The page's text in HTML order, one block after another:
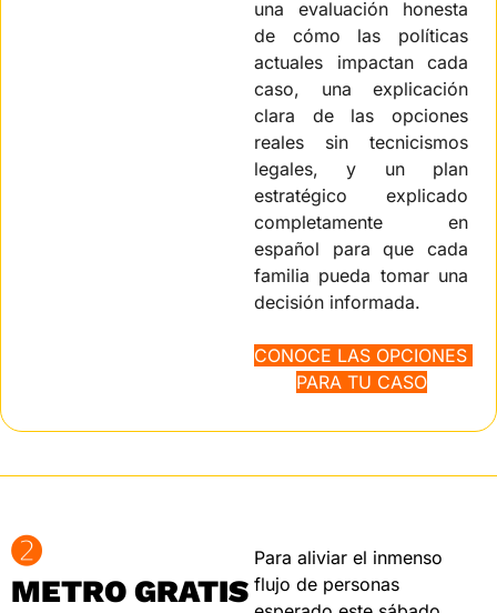
una evaluación honesta
de cómo las políticas
actuales impactan cada
caso, una explicación
clara de las opciones
reales sin tecnicismos
legales, y un plan
estratégico explicado
completamente en
español para que cada
familia pueda tomar una
decisión informada.
CONOCE LAS OPCIONES
PARA TU CASO
➋
METRO GRATIS
Para aliviar el inmenso
flujo de personas